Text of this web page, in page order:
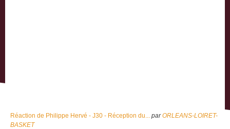
Réaction de Philippe Hervé - J30 - Réception du... parORLEANS-LOIRET-
BASKET